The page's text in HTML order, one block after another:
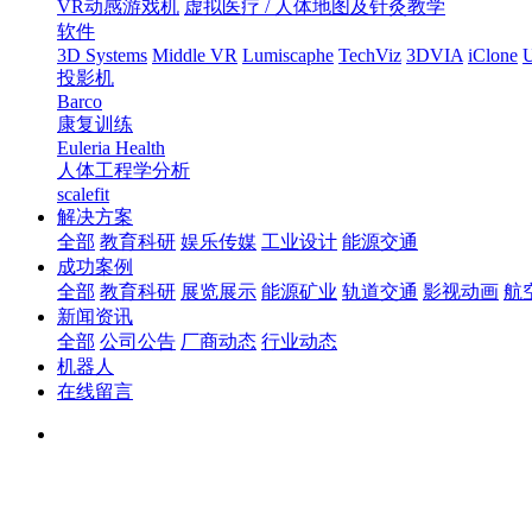
VR动感游戏机 虚拟医疗 / 人体地图及针灸教学
软件
3D Systems Middle VR Lumiscaphe TechViz 3DVIA iClone
投影机
Barco
康复训练
Euleria Health
人体工程学分析
scalefit
解决方案
全部 教育科研 娱乐传媒 工业设计 能源交通
成功案例
全部 教育科研 展览展示 能源矿业 轨道交通 影视动画 航
新闻资讯
全部 公司公告 厂商动态 行业动态
机器人
在线留言